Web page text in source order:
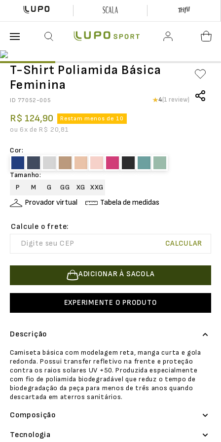
T-Shirt Poliamida Básica
Feminina
ID 77052-005 4(1 review)
R$ 124,90 Restam menos de 10
ou 6x de R$ 20,81
Cor:
Tamanho:
P
M G GG XG XXG
Provador virtual Tabela de medidas
ADICIONAR À SACOLA
EXPERIMENTE O PRODUTO
Descrição
Camiseta básica com modelagem reta, manga curta e gola
redonda. Possui transfer refletivo na frente e proteção
contra os raios solares UV +50. Produzida especialmente
com fio de poliamida biodegradável que reduz o tempo de
biodegradação da peça para menos de três anos quando
descartada em aterros sanitários.
Composição
Tecnologia